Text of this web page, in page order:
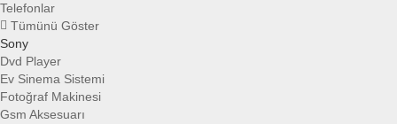
Telefonlar
Tümünü Göster
Sony
Dvd Player
Ev Sinema Sistemi
Fotoğraf Makinesi
Gsm Aksesuarı